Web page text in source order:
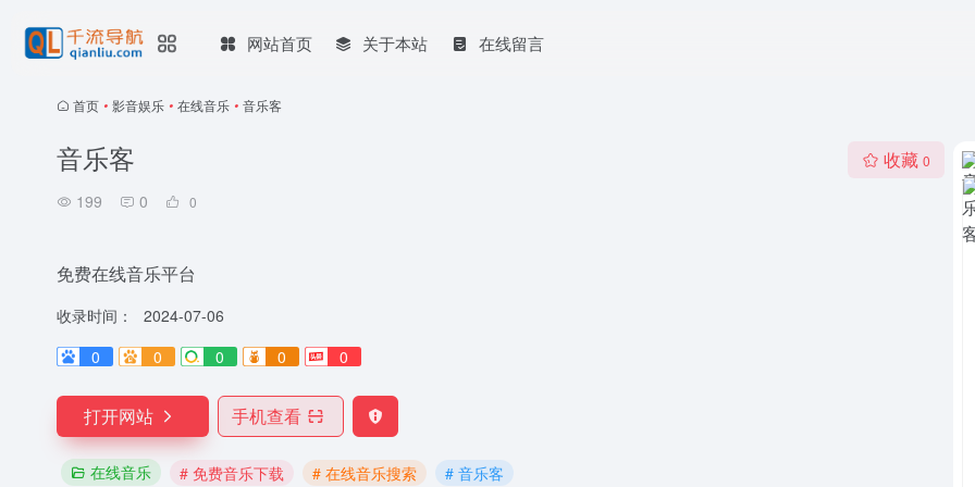
网站首页 关于本站 在线留言
首页 • 影音娱乐 • 在线音乐 • 音乐客
音乐客
199 0 0
收藏 0
免费在线音乐平台
收录时间：
2024-07-06
0
0 0 0 0
打开网站 手机查看
在线音乐 # 免费音乐下载 # 在线音乐搜索 # 音乐客